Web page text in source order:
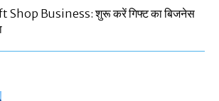
Shop Business: शुरू करें गिफ्ट का बिजनेस